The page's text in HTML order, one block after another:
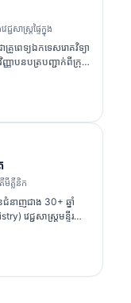
ន្ទីរពិសោធន៍លើប្រធានប
ជសាស្ត្រផ្ទៃក្នុង
ពេទ្យឯកទេសរោគវិទ្យា
ញាបនបត្របញ្ជាក់ពីក្រុម
ឆ្នាំក្នុងវិស័យវេជ្ជ
និច្ឆ័យ។ លោកស្រីមាន
chemistry)
មីគ្លីនិក
ជំនាញជាង 30+ ឆ្នាំ
វេជ្ជសាស្ត្រមន្ទីរ
ាស្ត្រ (biomarker
និកអាល្លឺម៉ង់
លោកមានជំនាញ